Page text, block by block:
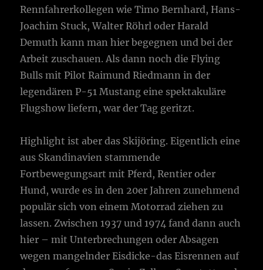
Rennfahrerkollegen wie Timo Bernhard, Hans-
Joachim Stuck, Walter Röhrl oder Harald
Demuth kann man hier begegnen und bei der
Arbeit zuschauen. Als dann noch die Flying
Bulls mit Pilot Raimund Riedmann in der
legendären P-51 Mustang eine spektakuläre
Flugshow liefern, war der Tag geritzt.
Highlight ist aber das Skijöring. Eigentlich eine
aus Skandinavien stammende
Fortbewegungsart mit Pferd, Rentier oder
Hund, wurde es in den 20er Jahren zunehmend
populär sich von einem Motorrad ziehen zu
lassen. Zwischen 1937 und 1974 fand dann auch
hier – mit Unterbrechungen oder Absagen
wegen mangelnder Eisdicke-das Eisrennen auf